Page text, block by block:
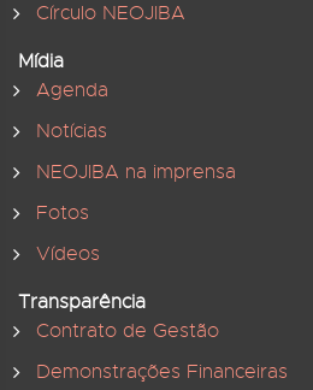
Círculo NEOJIBA
Mídia
Agenda
Notícias
NEOJIBA na imprensa
Fotos
Vídeos
Transparência
Contrato de Gestão
Demonstrações Financeiras